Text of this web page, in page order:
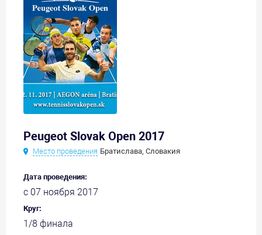
Peugeot Slovak Open 2017
Место проведения Братислава, Словакия
Дата проведения:
с 07 ноября 2017
Круг:
1/8 финала